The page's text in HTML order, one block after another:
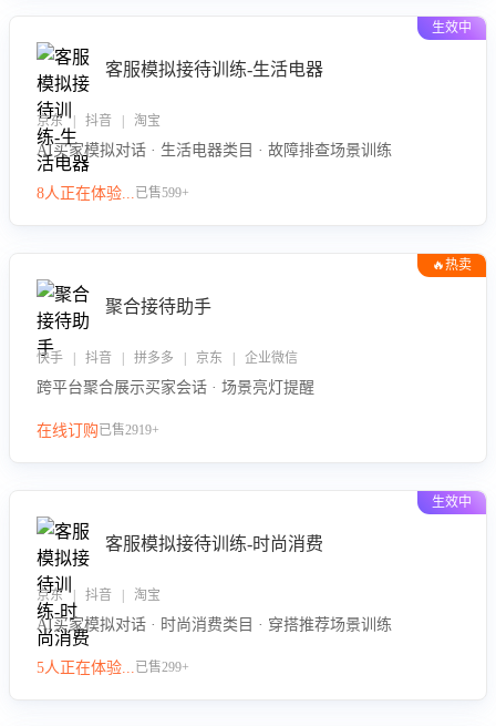
生效中
客服模拟接待训练-生活电器
京东 | 抖音 | 淘宝
AI买家模拟对话 · 生活电器类目 · 故障排查场景训练
8人正在体验...已售599+
🔥热卖
聚合接待助手
快手 | 抖音 | 拼多多 | 京东 | 企业微信
跨平台聚合展示买家会话 · 场景亮灯提醒
在线订购已售2919+
生效中
客服模拟接待训练-时尚消费
京东 | 抖音 | 淘宝
AI买家模拟对话 · 时尚消费类目 · 穿搭推荐场景训练
5人正在体验...已售299+